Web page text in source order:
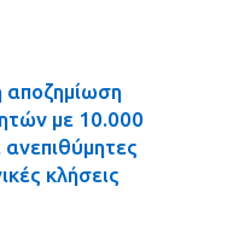
αποζημίωση
με 10.000
κλήσεις